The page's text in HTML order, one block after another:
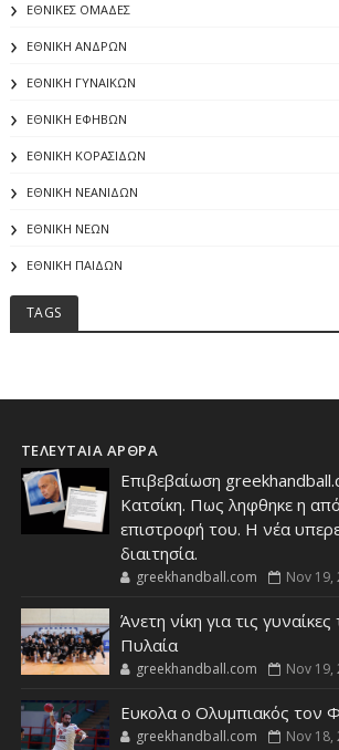
ΕΘΝΙΚΕΣ ΟΜΑΔΕΣ
ΕΘΝΙΚΗ ΑΝΔΡΩΝ
ΕΘΝΙΚΗ ΓΥΝΑΙΚΩΝ
ΕΘΝΙΚΗ ΕΦΗΒΩΝ
ΕΘΝΙΚΗ ΚΟΡΑΣΙΔΩΝ
ΕΘΝΙΚΗ ΝΕΑΝΙΔΩΝ
ΕΘΝΙΚΗ ΝΕΩΝ
ΕΘΝΙΚΗ ΠΑΙΔΩΝ
TAGS
ΤΕΛΕΥΤΑΙΑ ΑΡΘΡΑ
Επιβεβαίωση
Κατσίκη. Πως ληφθηκε η
επιστροφή του. Η νέα
διαιτησία.
greekhandball.com Nov 19,
Άνετη νίκη για τις
Πυλαία
greekhandball.com Nov 19,
Ευκολα ο Ολυμπιακός τον
greekhandball.com Nov 18,